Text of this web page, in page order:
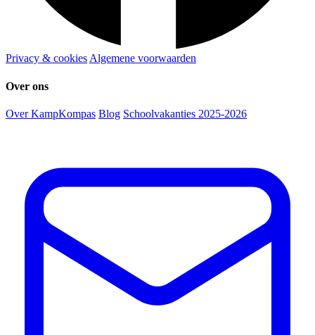
Privacy & cookies Algemene voorwaarden
Over ons
Over KampKompas Blog Schoolvakanties 2025-2026